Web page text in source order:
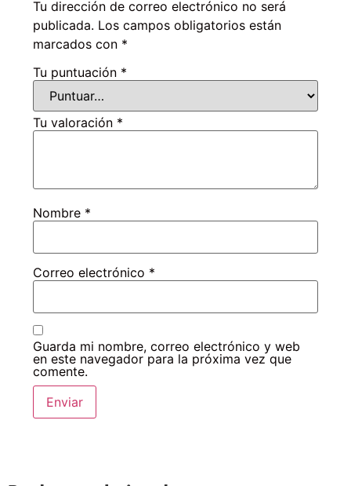
Tu dirección de correo electrónico no será
publicada. Los campos obligatorios están
marcados con *
Tu puntuación *
Tu valoración *
Nombre *
Correo electrónico *
Guarda mi nombre, correo electrónico y web
en este navegador para la próxima vez que
comente.